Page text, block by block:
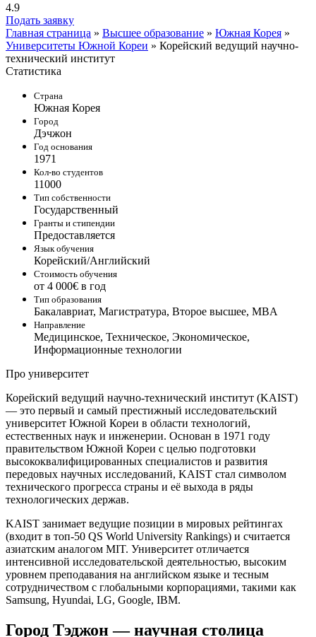
4.9
Подать заявку
Главная страница » Высшее образование » Южная Корея »
Университеты Южной Кореи » Корейский ведущий научно-
технический институт
Статистика
Страна
Южная Корея
Город
Дэчжон
Год основания
1971
Кол-во студентов
11000
Тип собственности
Государственный
Гранты и стипендии
Предоставляется
Язык обучения
Корейский/Английский
Стоимость обучения
от 4 000€ в год
Тип образования
Бакалавриат, Магистратура, Второе высшее, MBA
Направление
Медицинское, Техническое, Экономическое,
Информационные технологии
Про университет
Корейский ведущий научно-технический институт (KAIST)
— это первый и самый престижный исследовательский
университет Южной Кореи в области технологий,
естественных наук и инженерии. Основан в 1971 году
правительством Южной Кореи с целью подготовки
высококвалифицированных специалистов и развития
передовых научных исследований, KAIST стал символом
технического прогресса страны и её выхода в ряды
технологических держав.
KAIST занимает ведущие позиции в мировых рейтингах
(входит в топ-50 QS World University Rankings) и считается
азиатским аналогом MIT. Университет отличается
интенсивной исследовательской деятельностью, высоким
уровнем преподавания на английском языке и тесным
сотрудничеством с глобальными корпорациями, такими как
Samsung, Hyundai, LG, Google, IBM.
Город Тэджон — научная столица